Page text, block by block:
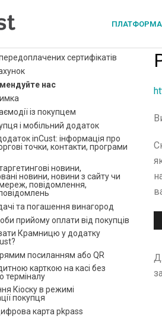
ПЛАТФОРМА
сертифікатів
нас
із покупцем
і мобільний додаток
inCust: інформація про
точки, контакти, програми
новини,
новини, новини з сайту чи
повідомлення,
та погашення винагород
прийому оплати від покупців
Крамницю у додатку
посиланням або QR
карткою на касі без
терміналу
Кіоску в режимі
покупця
карта pkpass